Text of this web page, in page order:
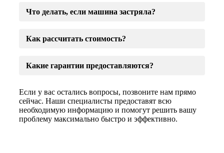
Что делать, если машина застряла?
Как рассчитать стоимость?
Какие гарантии предоставляются?
Если у вас остались вопросы, позвоните нам прямо
сейчас. Наши специалисты предоставят всю
необходимую информацию и помогут решить вашу
проблему максимально быстро и эффективно.